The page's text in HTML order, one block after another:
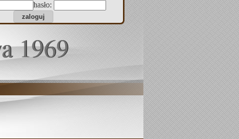
hasło:
1969